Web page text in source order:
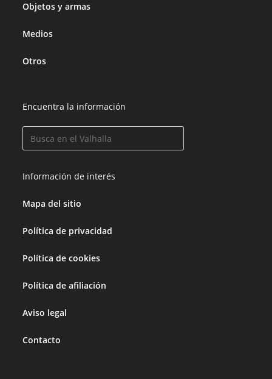
Objetos y armas
Medios
Otros
Encuentra la información
Información de interés
Mapa del sitio
Política de privacidad
Política de cookies
Política de afiliación
Aviso legal
Contacto